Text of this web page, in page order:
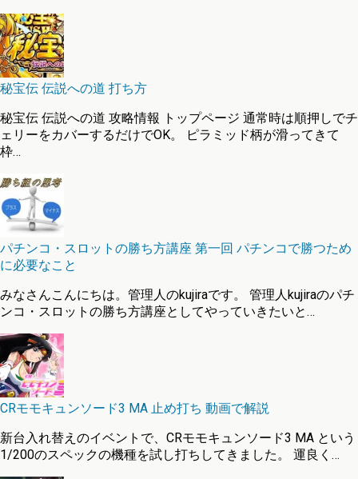
秘宝伝 伝説への道 打ち方
秘宝伝 伝説への道 攻略情報 トップページ 通常時は順押しでチ
ェリーをカバーするだけでOK。 ピラミッド柄が滑ってきて
枠…
パチンコ・スロットの勝ち方講座 第一回 パチンコで勝つため
に必要なこと
みなさんこんにちは。管理人のkujiraです。 管理人kujiraのパチ
ンコ・スロットの勝ち方講座としてやっていきたいと…
CRモモキュンソード3 MA 止め打ち 動画で解説
新台入れ替えのイベントで、CRモモキュンソード3 MA という
1/200のスペックの機種を試し打ちしてきました。 運良く…